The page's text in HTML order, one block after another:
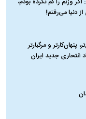
دنیا می‌رفتم!
پنهان‌کارتر و مرگبارتر
انتحاری جدید ایران